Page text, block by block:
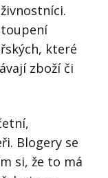
které
zboží či
Blogery se
si, že to má